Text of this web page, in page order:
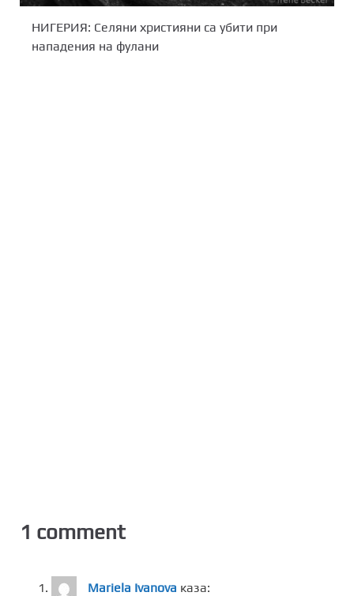
НИГЕРИЯ: Селяни християни са убити при
нападения на фулани
1 comment
Mariela Ivanova каза: